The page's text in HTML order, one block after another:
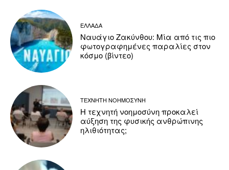
ΕΛΛΑΔΑ
Ναυάγιο Ζακύνθου: Μία από τις πιο
φωτογραφημένες παραλίες στον
κόσμο (βίντεο)
ΤΕΧΝΗΤΗ ΝΟΗΜΟΣΥΝΗ
Η τεχνητή νοημοσύνη προκαλεί
αύξηση της φυσικής ανθρώπινης
ηλιθιότητας;